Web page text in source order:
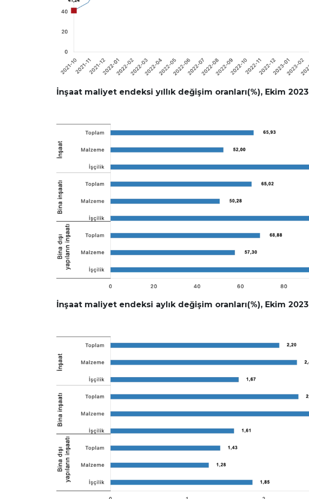
İnşaat maliyet endeksi yıllık değişim oranları(%), Ekim 2023
İnşaat maliyet endeksi aylık değişim oranları(%), Ekim 2023